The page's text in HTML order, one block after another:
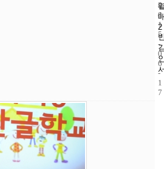
2
4
4
2
0
1
5
-
0
6
-
1
7